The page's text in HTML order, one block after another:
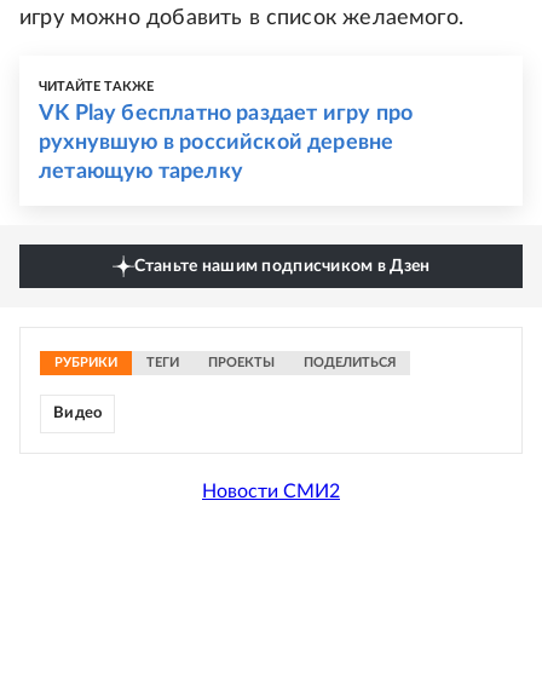
игру можно добавить в список желаемого.
ЧИТАЙТЕ ТАКЖЕ
VK Play бесплатно раздает игру про
рухнувшую в российской деревне
летающую тарелку
Станьте нашим подписчиком в Дзен
РУБРИКИ ТЕГИ ПРОЕКТЫ ПОДЕЛИТЬСЯ
Видео
Новости СМИ2